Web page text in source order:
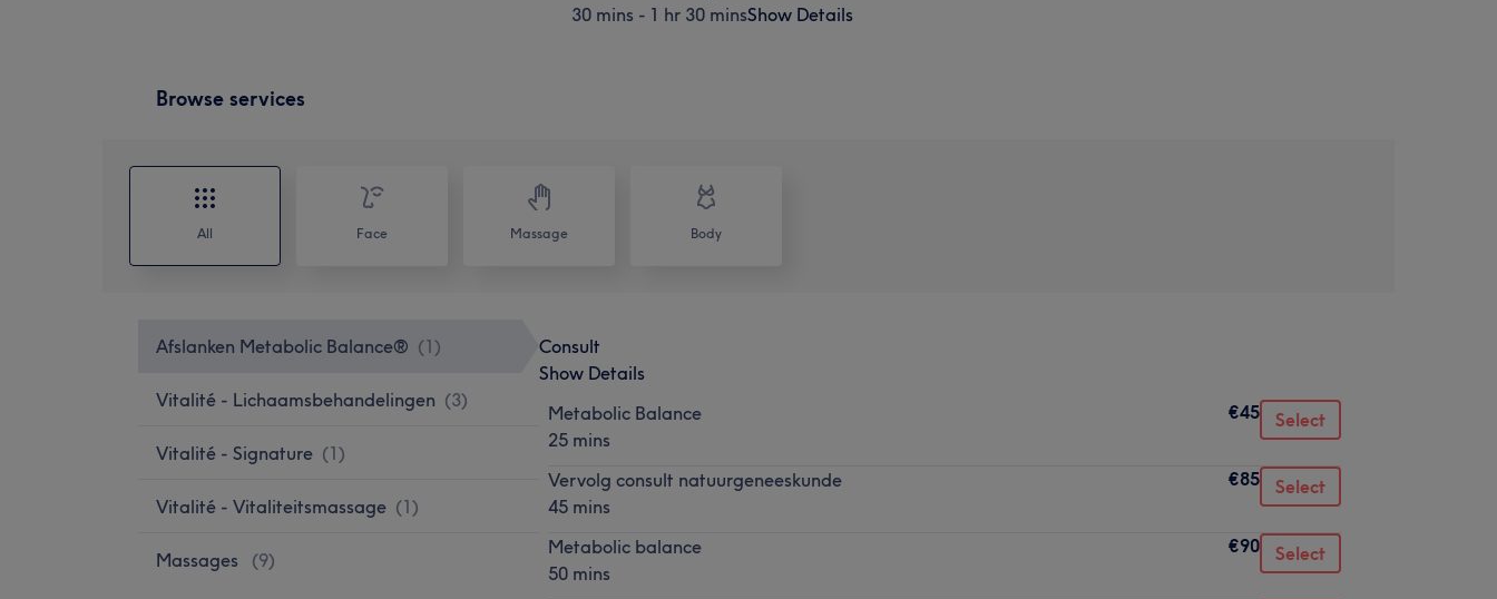
30 mins - 1 hr 30 minsShow Details
Browse services
All Face Massage Body
Afslanken Metabolic Balance® (1 )
Vitalité - Lichaamsbehandelingen (3)
Vitalité - Signature (1)
Vitalité - Vitaliteitsmassage (1)
Massages (9)
Consult
Show Details
Metabolic Balance
25 mins
€45 Select
Vervolg consult natuurgeneeskunde
45 mins
€85 Select
Metabolic balance
50 mins
€90 Select